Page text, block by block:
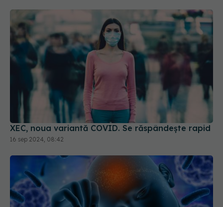
XEC, noua variantă COVID. Se răspândește rapid
16 sep 2024, 08:42